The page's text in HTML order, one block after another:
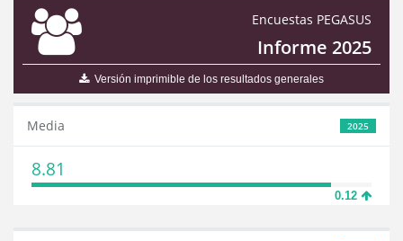
Encuestas PEGASUS
Informe 2025
Versión imprimible de los resultados generales
2025
Media
8.81
0.12